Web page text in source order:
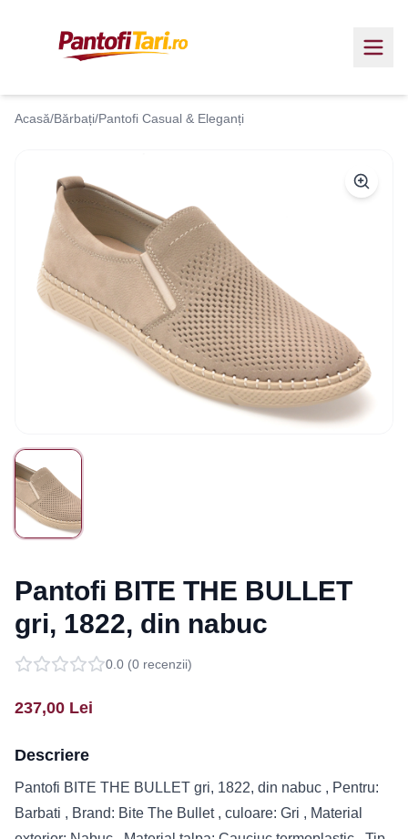
Acasă/Bărbați/Pantofi Casual & Eleganți
Pantofi BITE THE BULLET
gri, 1822, din nabuc
0.0 (0 recenzii)
237,00 Lei
Descriere
Pantofi BITE THE BULLET gri, 1822, din nabuc , Pentru:
Barbati , Brand: Bite The Bullet , culoare: Gri , Material